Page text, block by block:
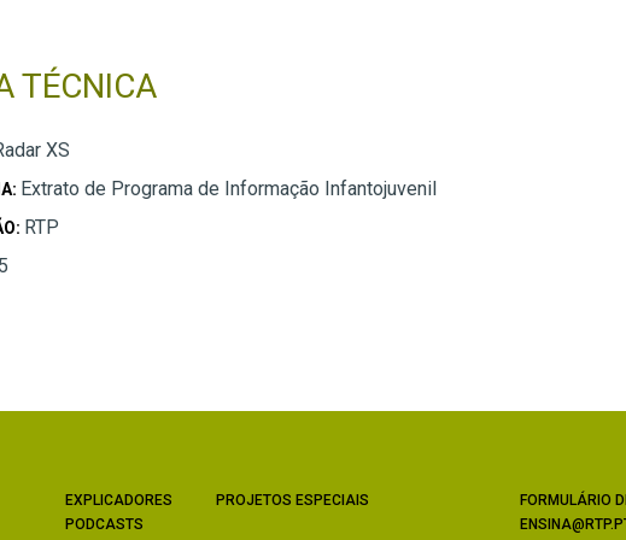
TÉCNICA
XS
Extrato de Programa de Informação Infantojuvenil
RTP
EXPLICADORES
PODCASTS
PROJETOS ESPECIAIS
FORMULÁRIO